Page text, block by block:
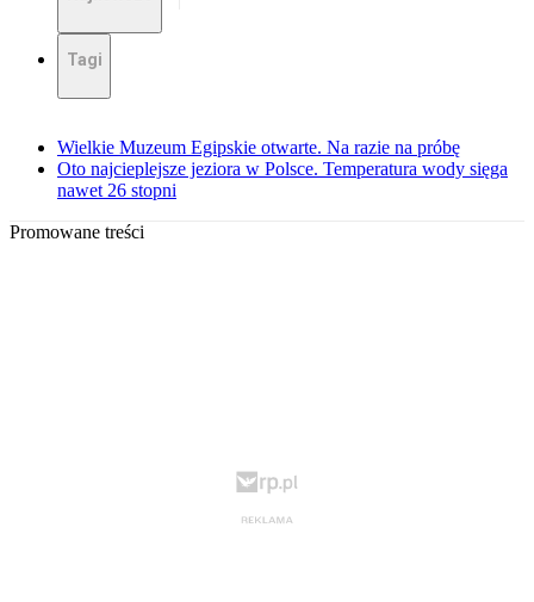
Tagi
Wielkie Muzeum Egipskie otwarte. Na razie na próbę
Oto najcieplejsze jeziora w Polsce. Temperatura wody sięga
nawet 26 stopni
Promowane treści